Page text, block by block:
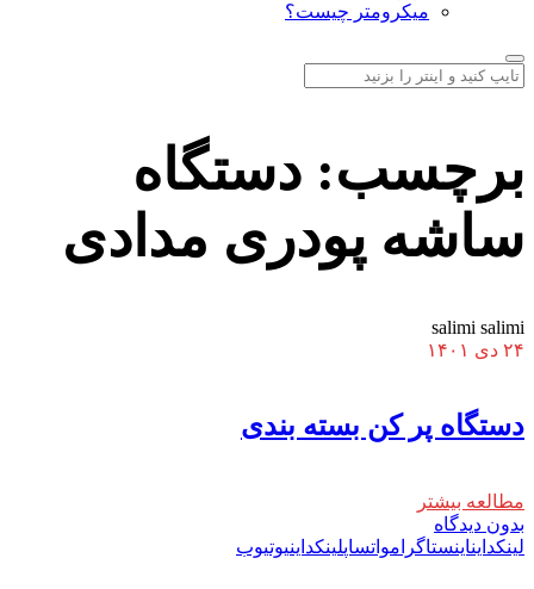
میکرومتر چیست؟
برچسب: دستگاه
ساشه پودری مدادی
salimi salimi
۲۴ دی ۱۴۰۱
دستگاه پر کن بسته بندی
مطالعه بیشتر
بدون دیدگاه
لینکدایناینستاگرامواتساپلینکداینیوتیوب